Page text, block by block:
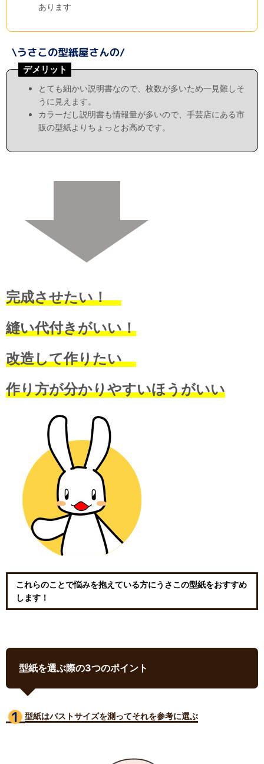
あります
デメリット
とても細かい説明書なので、枚数が多いため一見難しそ
うに見えます。
カラーだし説明書も情報量が多いので、手芸店にある市
販の型紙よりちょっとお高めです。
完成させたい！
縫い代付きがいい！
改造して作りたい
作り方が分かりやすいほうがいい
これらのことで悩みを抱えている方にうさこの型紙をおすすめ
します！
型紙を選ぶ際の3つのポイント
型紙はバストサイズを測ってそれを参考に選ぶ